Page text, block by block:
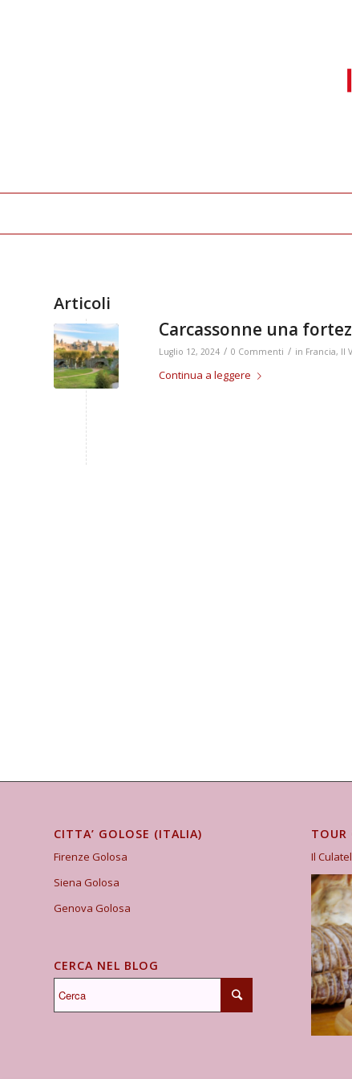
Articoli
Carcassonne una
Luglio 12, 2024 / 0 Commenti / in Francia, Il
Continua a leggere
CITTA’ GOLOSE (ITALIA)
Firenze Golosa
Siena Golosa
Genova Golosa
CERCA NEL BLOG
TOUR
Il